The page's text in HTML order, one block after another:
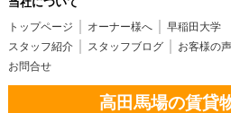
トップページ オーナー様へ
早稲田大学
スタッフ紹介
スタッフブログ お客様の声
お問合せ
高田馬場の賃貸